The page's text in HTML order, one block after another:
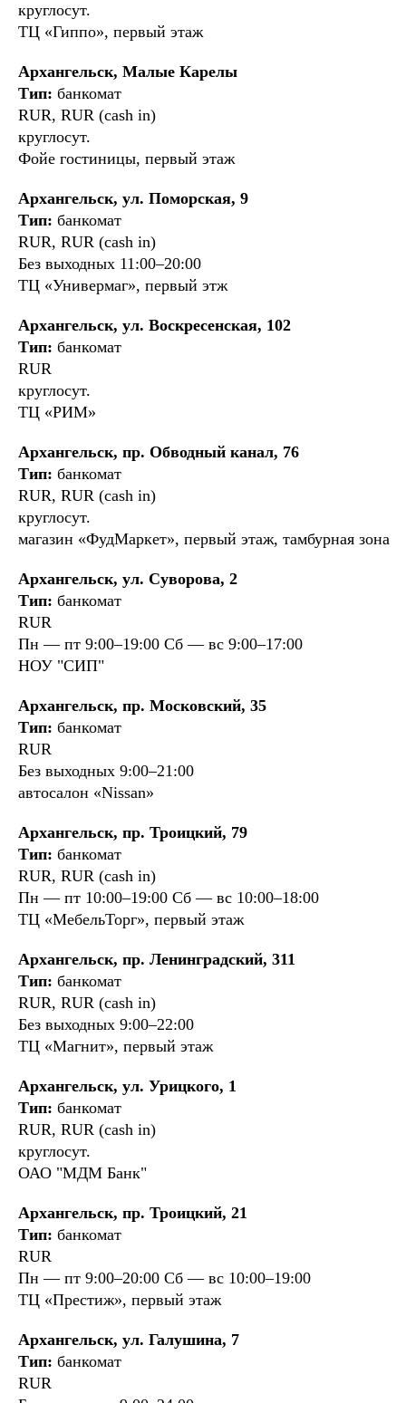
круглосут.
ТЦ «Гиппо», первый этаж
Архангельск, Малые Карелы
Тип: банкомат
RUR, RUR (cash in)
круглосут.
Фойе гостиницы, первый этаж
Архангельск, ул. Поморская, 9
Тип: банкомат
RUR, RUR (cash in)
Без выходных 11:00–20:00
ТЦ «Универмаг», первый этж
Архангельск, ул. Воскресенская, 102
Тип: банкомат
RUR
круглосут.
ТЦ «РИМ»
Архангельск, пр. Обводный канал, 76
Тип: банкомат
RUR, RUR (cash in)
круглосут.
магазин «ФудМаркет», первый этаж, тамбурная зона
Архангельск, ул. Суворова, 2
Тип: банкомат
RUR
Пн — пт 9:00–19:00 Cб — вс 9:00–17:00
НОУ "СИП"
Архангельск, пр. Московский, 35
Тип: банкомат
RUR
Без выходных 9:00–21:00
автосалон «Nissan»
Архангельск, пр. Троицкий, 79
Тип: банкомат
RUR, RUR (cash in)
Пн — пт 10:00–19:00 Cб — вс 10:00–18:00
ТЦ «МебельТорг», первый этаж
Архангельск, пр. Ленинградский, 311
Тип: банкомат
RUR, RUR (cash in)
Без выходных 9:00–22:00
ТЦ «Магнит», первый этаж
Архангельск, ул. Урицкого, 1
Тип: банкомат
RUR, RUR (cash in)
круглосут.
ОАО "МДМ Банк"
Архангельск, пр. Троицкий, 21
Тип: банкомат
RUR
Пн — пт 9:00–20:00 Cб — вс 10:00–19:00
ТЦ «Престиж», первый этаж
Архангельск, ул. Галушина, 7
Тип: банкомат
RUR